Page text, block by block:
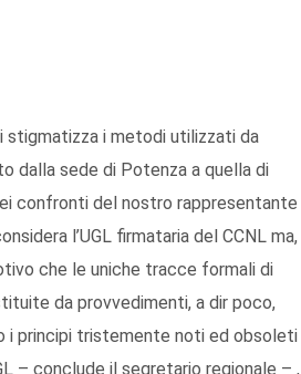
stigmatizza i metodi utilizzati da
dalla sede di Potenza a quella di
confronti del nostro rappresentante
l’UGL firmataria del CCNL ma,
che le uniche tracce formali di
da provvedimenti, a dir poco,
i principi tristemente noti ed obsoleti
– conclude il segretario regionale – ,